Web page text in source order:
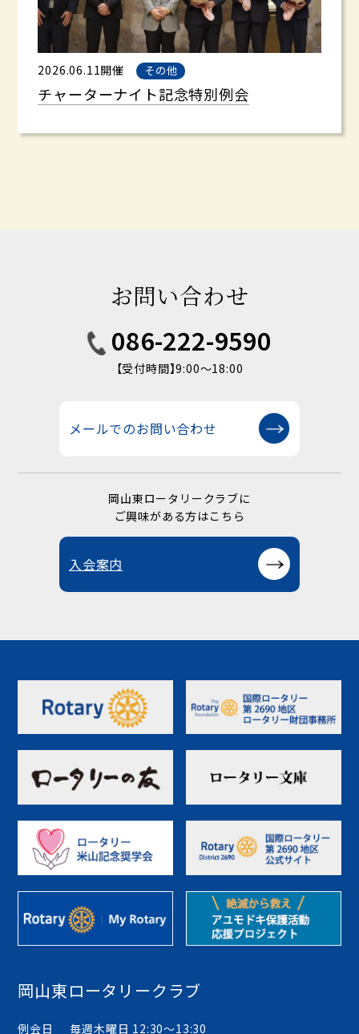
2026.06.11開催 その他
チャーターナイト記念特別例会
お問い合わせ
086-222-9590
【受付時間】9:00〜18:00
メールでのお問い合わせ
岡山東ロータリークラブに
ご興味がある方はこちら
入会案内
岡山東ロータリークラブ
例会日 毎週木曜日 12:30〜13:30